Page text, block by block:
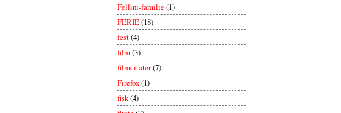
Fellini-familie(1)
FERIE(18)
fest(4)
film(3)
filmcitater(7)
Firefox(1)
fisk(4)